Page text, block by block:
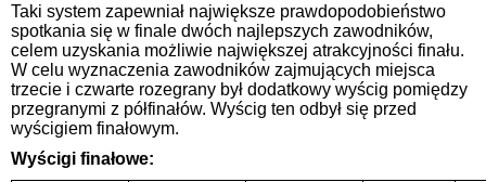
Taki system zapewniał największe prawdopodobieństwo
spotkania się w finale dwóch najlepszych zawodników,
celem uzyskania możliwie największej atrakcyjności finału.
W celu wyznaczenia zawodników zajmujących miejsca
trzecie i czwarte rozegrany był dodatkowy wyścig pomiędzy
przegranymi z półfinałów. Wyścig ten odbył się przed
wyścigiem finałowym.
Wyścigi finałowe: